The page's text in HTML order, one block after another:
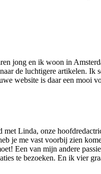
jong en ik woon in
de luchtigere artikelen. Ik
website is daar een mooi
Linda, onze
je me vast voorbij zien
Een van mijn andere
te bezoeken. En ik vier